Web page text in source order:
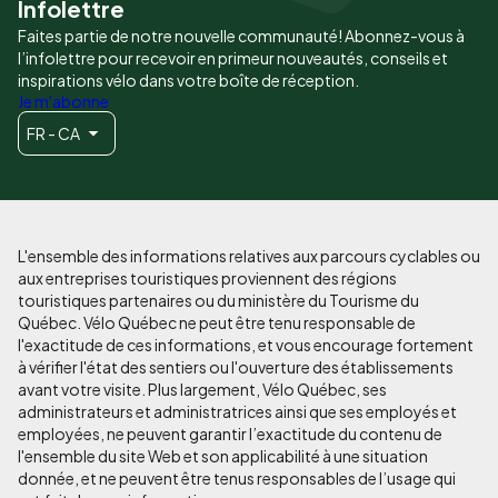
Infolettre
Faites partie de notre nouvelle communauté! Abonnez-vous à
l’infolettre pour recevoir en primeur nouveautés, conseils et
inspirations vélo dans votre boîte de réception.
Je m'abonne
FR - CA
L'ensemble des informations relatives aux parcours cyclables ou
aux entreprises touristiques proviennent des régions
touristiques partenaires ou du ministère du Tourisme du
Québec. Vélo Québec ne peut être tenu responsable de
l'exactitude de ces informations, et vous encourage fortement
à vérifier l'état des sentiers ou l'ouverture des établissements
avant votre visite. Plus largement, Vélo Québec, ses
administrateurs et administratrices ainsi que ses employés et
employées, ne peuvent garantir l’exactitude du contenu de
l'ensemble du site Web et son applicabilité à une situation
donnée, et ne peuvent être tenus responsables de l’usage qui